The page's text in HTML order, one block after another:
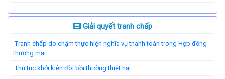
Giải quyết tranh chấp
Tranh chấp do chậm thực hiện nghĩa vụ thanh toán trong Hợp đồng
thương mại
Thủ tục khởi kiện đòi bồi thường thiệt hại